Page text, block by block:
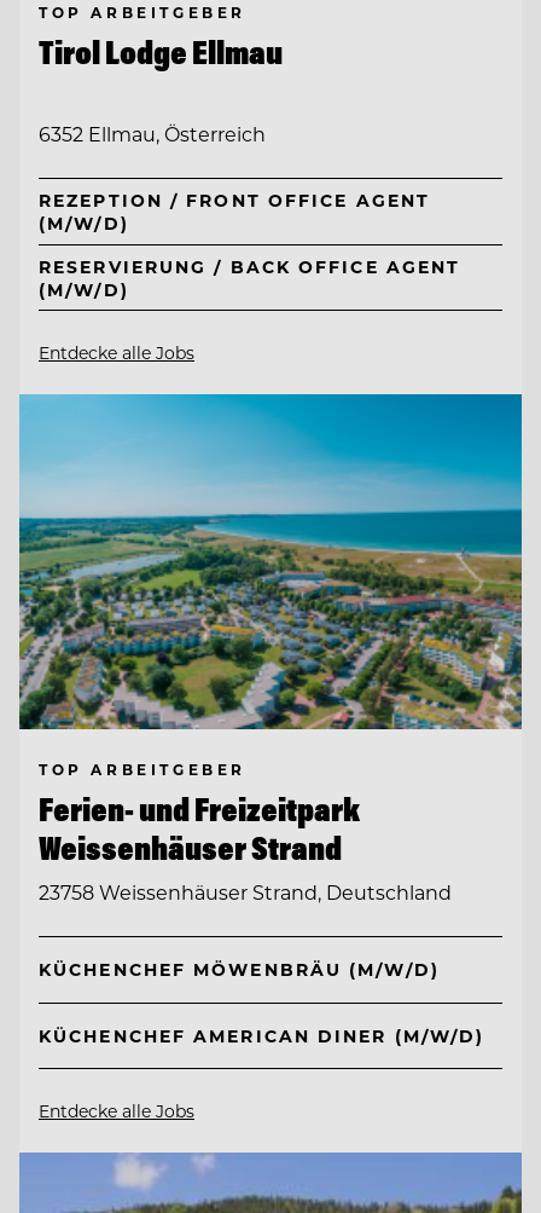
TOP ARBEITGEBER
Tirol Lodge Ellmau
6352 Ellmau, Österreich
REZEPTION / FRONT OFFICE AGENT
(M/W/D)
RESERVIERUNG / BACK OFFICE AGENT
(M/W/D)
Entdecke alle Jobs
TOP ARBEITGEBER
Ferien- und Freizeitpark
Weissenhäuser Strand
23758 Weissenhäuser Strand, Deutschland
KÜCHENCHEF MÖWENBRÄU (M/W/D)
KÜCHENCHEF AMERICAN DINER (M/W/D)
Entdecke alle Jobs